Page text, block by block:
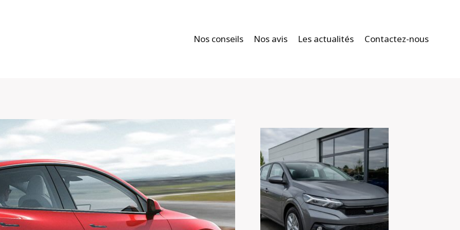
Nos conseils Nos avis Les actualités Contactez-nous